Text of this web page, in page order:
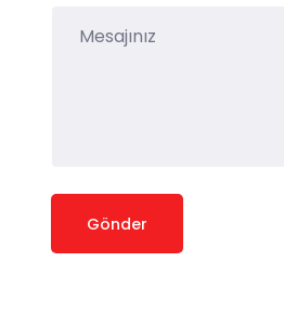
Gönder